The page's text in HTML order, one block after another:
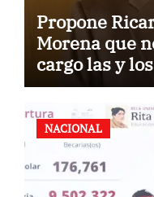
Propone
Morena que
cargo las y
quieren
NACIONAL